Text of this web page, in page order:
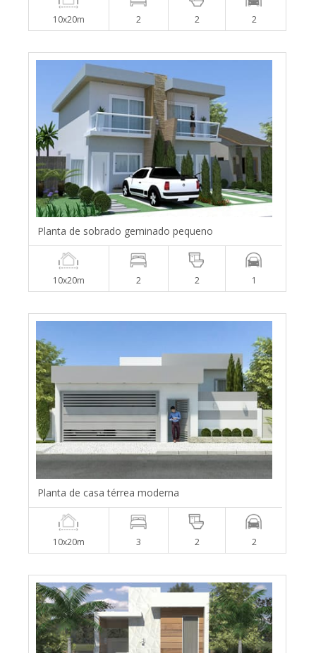
10x20m 2 2 2
Planta de sobrado geminado pequeno
10x20m 2 2 1
Planta de casa térrea moderna
10x20m 3 2 2